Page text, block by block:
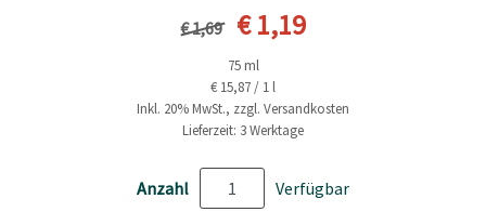
Vorheriger Preis
€ 1,69 Aktueller Preis
€ 1,19
75 ml
€ 15,87 / 1 l
Inkl. 20% MwSt., zzgl. Versandkosten
Lieferzeit: 3 Werktage
Anzahl Verfügbar